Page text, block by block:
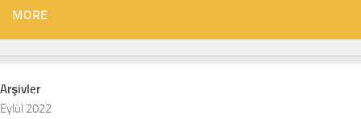
MORE
Arşivler
Eylül 2022